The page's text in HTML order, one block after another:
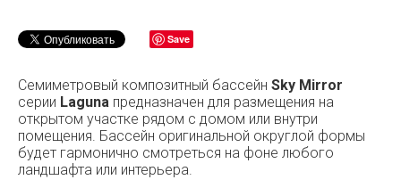
Save
Семиметровый композитный бассейн Sky Mirror
серии Laguna предназначен для размещения на
открытом участке рядом с домом или внутри
помещения. Бассейн оригинальной округлой формы
будет гармонично смотреться на фоне любого
ландшафта или интерьера.